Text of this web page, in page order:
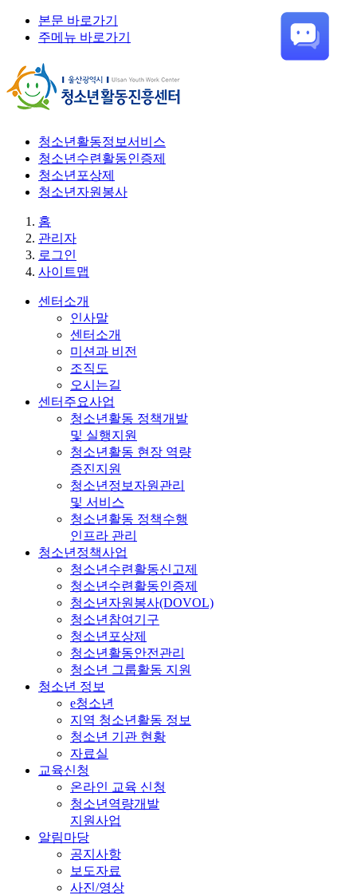
본문 바로가기
주메뉴 바로가기
청소년활동정보서비스
청소년수련활동인증제
청소년포상제
청소년자원봉사
홈
관리자
로그인
사이트맵
센터소개
인사말
센터소개
미션과 비전
조직도
오시는길
센터주요사업
청소년활동 정책개발
및 실행지원
청소년활동 현장 역량
증진지원
청소년정보자원관리
및 서비스
청소년활동 정책수행
인프라 관리
청소년정책사업
청소년수련활동신고제
청소년수련활동인증제
청소년자원봉사(DOVOL)
청소년참여기구
청소년포상제
청소년활동안전관리
청소년 그룹활동 지원
청소년 정보
e청소년
지역 청소년활동 정보
청소년 기관 현황
자료실
교육신청
온라인 교육 신청
청소년역량개발
지원사업
알림마당
공지사항
보도자료
사진/영상